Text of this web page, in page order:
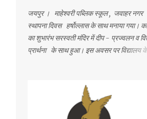
जयपुर । माहेश्वरी पब्लिक स्कूल , जवाहर नगर
स्थापना दिवस हर्षोल्लास के साथ मनाया गया।
का शुभारंभ सरस्वती मंदिर में दीप - प्रज्वलन व
प्रार्थना के साथ हुआ। इस अवसर पर विद्यालय के
राजस्थान और विशिष्ट अतिथि श्री अनिल सोमानी ,
व्यवसायी व समाजसेवी थे तथा साथ ही विद्यालय के
सचिव सीए श्री अमित गट्टानी , भवनमंत्री श्री